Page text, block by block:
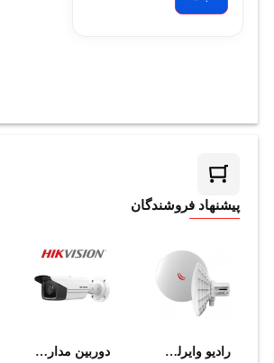
پیشنهاد فروشندگان
رادیو وایرلس میکروتیک مدل DynaDish5
دوربین مداربسته هایک ویژن مدل DS-2CD2347G2-L (2.8mm)